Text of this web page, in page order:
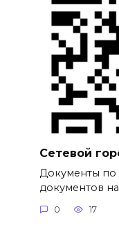
Сетевой
Документы по
документов
0 17